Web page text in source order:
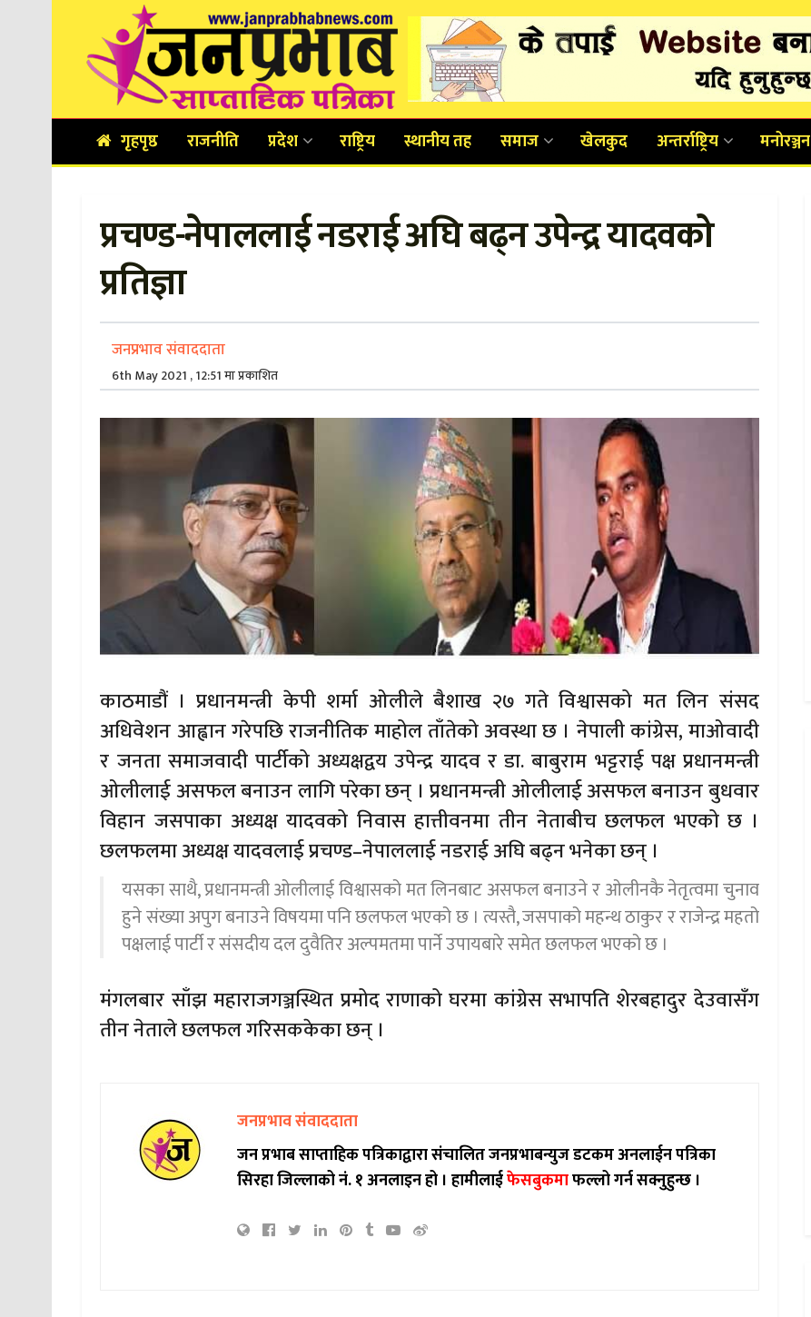
गृहपृष्ठ राजनीति प्रदेश राष्ट्रिय स्थानीय तह समाज खेलकुद अन्तर्राष्ट्रिय मनोरञ्जन
प्रचण्ड-नेपाललाई नडराई अघि बढ्न उपेन्द्र यादवको
प्रतिज्ञा
जनप्रभाव संवाददाता
6th May 2021 , 12:51 मा प्रकाशित
काठमाडौं । प्रधानमन्त्री केपी शर्मा ओलीले बैशाख २७ गते विश्वासको मत लिन संसद
अधिवेशन आह्वान गरेपछि राजनीतिक माहोल ताँतेको अवस्था छ । नेपाली कांग्रेस, माओवादी
र जनता समाजवादी पार्टीको अध्यक्षद्वय उपेन्द्र यादव र डा. बाबुराम भट्टराई पक्ष प्रधानमन्त्री
ओलीलाई असफल बनाउन लागि परेका छन् । प्रधानमन्त्री ओलीलाई असफल बनाउन बुधवार
विहान जसपाका अध्यक्ष यादवको निवास हात्तीवनमा तीन नेताबीच छलफल भएको छ ।
छलफलमा अध्यक्ष यादवलाई प्रचण्ड–नेपाललाई नडराई अघि बढ्न भनेका छन् ।
यसका साथै, प्रधानमन्त्री ओलीलाई विश्वासको मत लिनबाट असफल बनाउने र ओलीनकै नेतृत्वमा चुनाव
हुने संख्या अपुग बनाउने विषयमा पनि छलफल भएको छ । त्यस्तै, जसपाको महन्थ ठाकुर र राजेन्द्र महतो
पक्षलाई पार्टी र संसदीय दल दुवैतिर अल्पमतमा पार्ने उपायबारे समेत छलफल भएको छ ।
मंगलबार साँझ महाराजगञ्जस्थित प्रमोद राणाको घरमा कांग्रेस सभापति शेरबहादुर देउवासँग
तीन नेताले छलफल गरिसककेका छन् ।
जनप्रभाव संवाददाता
जन प्रभाब साप्ताहिक पत्रिकाद्वारा संचालित जनप्रभाबन्युज डटकम अनलाईन पत्रिका
सिरहा जिल्लाको नं. १ अनलाइन हो ।हामीलाईफेसबुकमाफल्लो गर्न सक्नुहुन्छ ।